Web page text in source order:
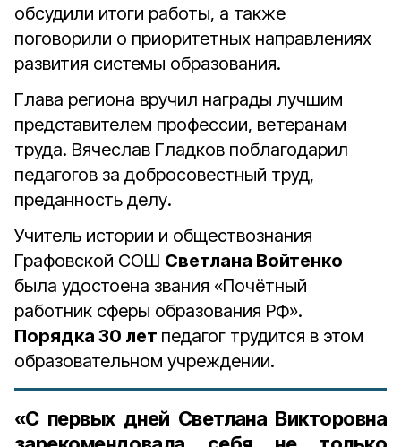
обсудили итоги работы, а также
поговорили о приоритетных направлениях
развития системы образования.
Глава региона вручил награды лучшим
представителем профессии, ветеранам
труда. Вячеслав Гладков поблагодарил
педагогов за добросовестный труд,
преданность делу.
Учитель истории и обществознания
Графовской СОШ Светлана Войтенко
была удостоена звания «Почётный
работник сферы образования РФ».
Порядка 30 лет педагог трудится в этом
образовательном учреждении.
«С первых дней Светлана Викторовна